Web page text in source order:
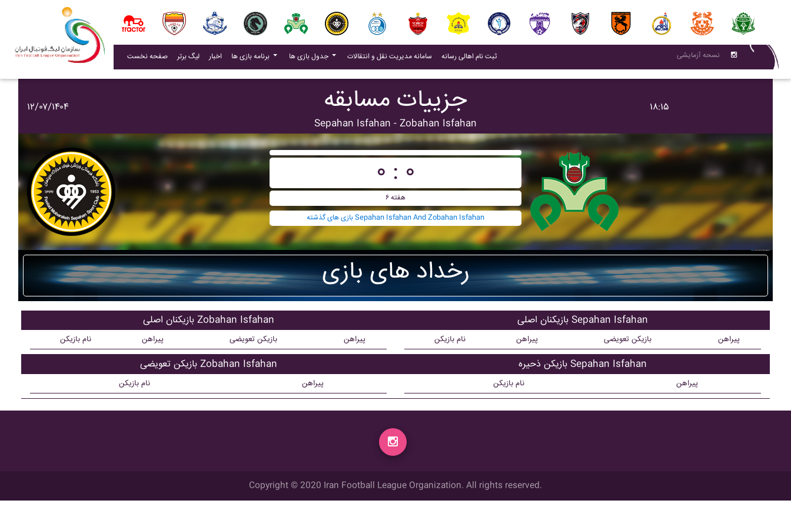
صفحه نخست لیگ برتر اخبار(current) برنامه بازی ها جدول بازی ها سامانه مدیریت نقل و انتقالات (current)
ثبت نام اهالی رسانه(current) نسحه آزمایشی
۱۲/۰۷/۱۴۰۴ جزییات مسابقه
Sepahan Isfahan - Zobahan Isfahan
۱۸:۱۵
۰ : ۰
هفته ۶
بازی های گذشته Sepahan Isfahan And Zobahan Isfahan
رخداد های بازی
بازیکنان اصلی Zobahan Isfahan
نام بازیکن پیراهن بازیکن تعویضی پیراهن
بازیکن تعویضی Zobahan Isfahan
نام بازیکن پیراهن
بازیکنان اصلی Sepahan Isfahan
نام بازیکن پیراهن بازیکن تعویضی پیراهن
بازیکن ذحیره Sepahan Isfahan
نام بازیکن پیراهن
Copyright © 2020 Iran Football League Organization. All rights reserved.